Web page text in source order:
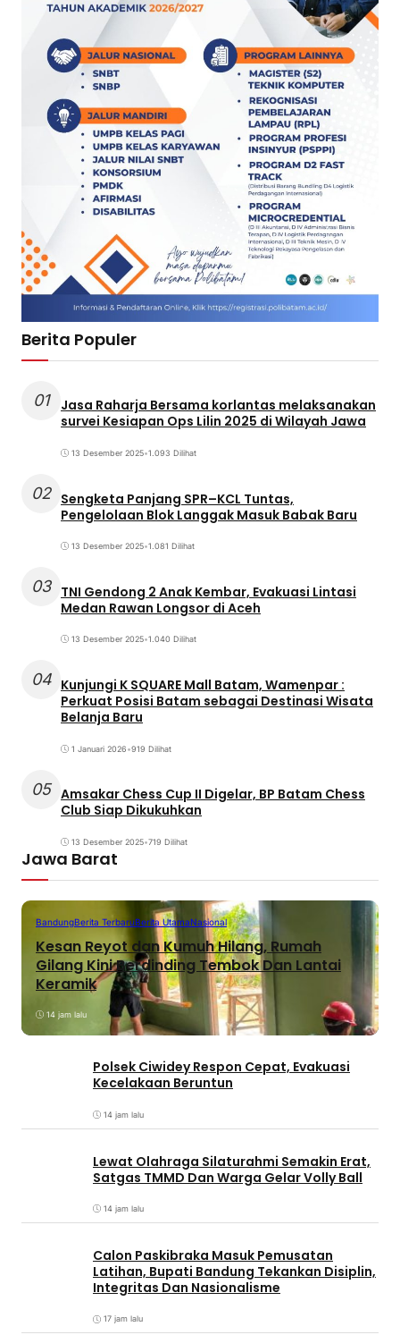
Berita Populer
01
Jasa Raharja Bersama korlantas melaksanakan
survei Kesiapan Ops Lilin 2025 di Wilayah Jawa
13 Desember 2025•1.093 Dilihat
02 Sengketa Panjang SPR–KCL Tuntas,
Pengelolaan Blok Langgak Masuk Babak Baru
13 Desember 2025•1.081 Dilihat
03 TNI Gendong 2 Anak Kembar, Evakuasi Lintasi
Medan Rawan Longsor di Aceh
13 Desember 2025•1.040 Dilihat
04 Kunjungi K SQUARE Mall Batam, Wamenpar :
Perkuat Posisi Batam sebagai Destinasi Wisata
Belanja Baru
1 Januari 2026•919 Dilihat
05 Amsakar Chess Cup II Digelar, BP Batam Chess
Club Siap Dikukuhkan
13 Desember 2025•719 Dilihat
Jawa Barat
BandungBerita TerbaruBerita UtamaNasional
Kesan Reyot dan Kumuh Hilang, Rumah
Gilang Kini Berdinding Tembok Dan Lantai
Keramik
14 jam lalu
Polsek Ciwidey Respon Cepat, Evakuasi
Kecelakaan Beruntun
14 jam lalu
Lewat Olahraga Silaturahmi Semakin Erat,
Satgas TMMD Dan Warga Gelar Volly Ball
14 jam lalu
Calon Paskibraka Masuk Pemusatan
Latihan, Bupati Bandung Tekankan Disiplin,
Integritas Dan Nasionalisme
17 jam lalu